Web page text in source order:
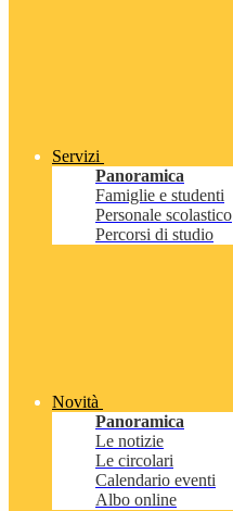
Servizi
Panoramica
Famiglie e studenti
Personale scolastico
Percorsi di studio
Novità
Panoramica
Le notizie
Le circolari
Calendario eventi
Albo online